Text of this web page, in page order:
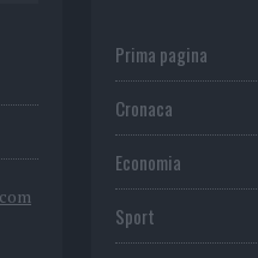
Prima pagina
Cronaca
Economia
Sport